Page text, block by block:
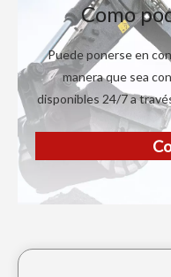
Como
Puede ponerse en
manera que sea
disponibles 24/7 a